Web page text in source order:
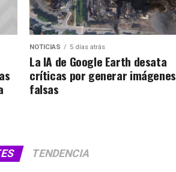
NOTICIAS 5 días atrás
La IA de Google Earth desata
críticas por generar imágenes
falsas
TENDENCIA